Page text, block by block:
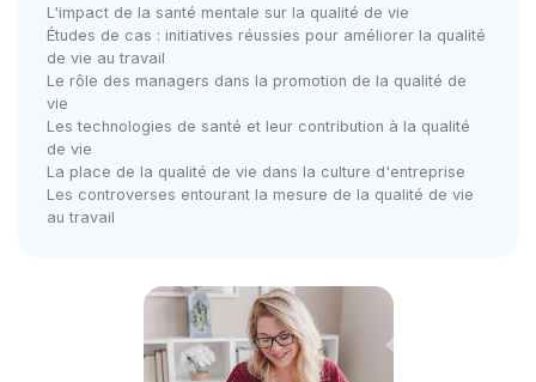
L'impact de la santé mentale sur la qualité de vie
Études de cas : initiatives réussies pour améliorer la qualité
de vie au travail
Le rôle des managers dans la promotion de la qualité de
vie
Les technologies de santé et leur contribution à la qualité
de vie
La place de la qualité de vie dans la culture d'entreprise
Les controverses entourant la mesure de la qualité de vie
au travail